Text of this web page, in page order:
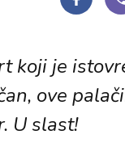
koji je
ove
U slast!